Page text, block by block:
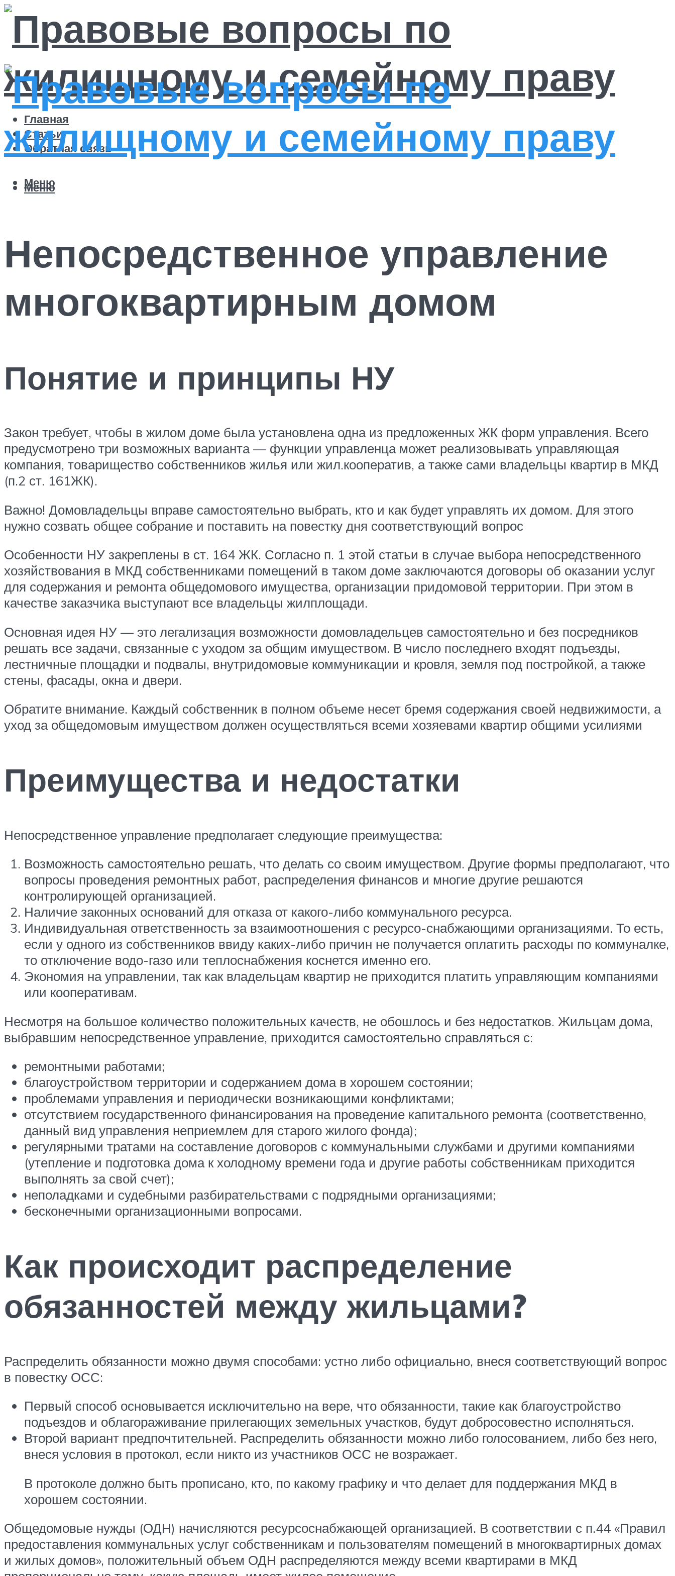
Главная
Статьи
Обратная связь
Меню
Меню
Непосредственное управление
многоквартирным домом
Понятие и принципы НУ
Закон требует, чтобы в жилом доме была установлена одна из предложенных ЖК форм управления. Всего
предусмотрено три возможных варианта — функции управленца может реализовывать управляющая
компания, товарищество собственников жилья или жил.кооператив, а также сами владельцы квартир в МКД
(п.2 ст. 161ЖК).
Важно! Домовладельцы вправе самостоятельно выбрать, кто и как будет управлять их домом. Для этого
нужно созвать общее собрание и поставить на повестку дня соответствующий вопрос
Особенности НУ закреплены в ст. 164 ЖК. Согласно п. 1 этой статьи в случае выбора непосредственного
хозяйствования в МКД собственниками помещений в таком доме заключаются договоры об оказании услуг
для содержания и ремонта общедомового имущества, организации придомовой территории. При этом в
качестве заказчика выступают все владельцы жилплощади.
Основная идея НУ — это легализация возможности домовладельцев самостоятельно и без посредников
решать все задачи, связанные с уходом за общим имуществом. В число последнего входят подъезды,
лестничные площадки и подвалы, внутридомовые коммуникации и кровля, земля под постройкой, а также
стены, фасады, окна и двери.
Обратите внимание. Каждый собственник в полном объеме несет бремя содержания своей недвижимости, а
уход за общедомовым имуществом должен осуществляться всеми хозяевами квартир общими усилиями
Преимущества и недостатки
Непосредственное управление предполагает следующие преимущества:
Возможность самостоятельно решать, что делать со своим имуществом. Другие формы предполагают, что
вопросы проведения ремонтных работ, распределения финансов и многие другие решаются
контролирующей организацией.
Наличие законных оснований для отказа от какого-либо коммунального ресурса.
Индивидуальная ответственность за взаимоотношения с ресурсо-снабжающими организациями. То есть,
если у одного из собственников ввиду каких-либо причин не получается оплатить расходы по коммуналке,
то отключение водо-газо или теплоснабжения коснется именно его.
Экономия на управлении, так как владельцам квартир не приходится платить управляющим компаниями
или кооперативам.
Несмотря на большое количество положительных качеств, не обошлось и без недостатков. Жильцам дома,
выбравшим непосредственное управление, приходится самостоятельно справляться с:
ремонтными работами;
благоустройством территории и содержанием дома в хорошем состоянии;
проблемами управления и периодически возникающими конфликтами;
отсутствием государственного финансирования на проведение капитального ремонта (соответственно,
данный вид управления неприемлем для старого жилого фонда);
регулярными тратами на составление договоров с коммунальными службами и другими компаниями
(утепление и подготовка дома к холодному времени года и другие работы собственникам приходится
выполнять за свой счет);
неполадками и судебными разбирательствами с подрядными организациями;
бесконечными организационными вопросами.
Как происходит распределение
обязанностей между жильцами?
Распределить обязанности можно двумя способами: устно либо официально, внеся соответствующий вопрос
в повестку ОСС:
Первый способ основывается исключительно на вере, что обязанности, такие как благоустройство
подъездов и облагораживание прилегающих земельных участков, будут добросовестно исполняться.
Второй вариант предпочтительней. Распределить обязанности можно либо голосованием, либо без него,
внеся условия в протокол, если никто из участников ОСС не возражает.
В протоколе должно быть прописано, кто, по какому графику и что делает для поддержания МКД в
хорошем состоянии.
Общедомовые нужды (ОДН) начисляются ресурсоснабжающей организацией. В соответствии с п.44 «Правил
предоставления коммунальных услуг собственникам и пользователям помещений в многоквартирных домах
и жилых домов», положительный объем ОДН распределяются между всеми квартирами в МКД